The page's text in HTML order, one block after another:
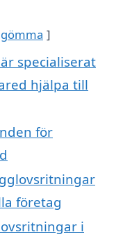
gömma
specialiserat
hjälpa till
för
företag
i